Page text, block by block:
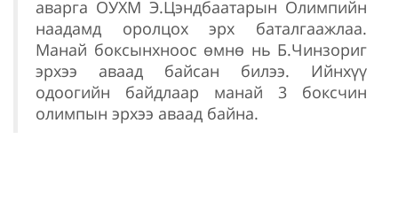
аварга ОУХМ Э.Цэндбаатарын Олимпийн
наадамд оролцох эрх баталгаажлаа.
Манай боксынхноос өмнө нь Б.Чинзориг
эрхээ аваад байсан билээ. Ийнхүү
одоогийн байдлаар манай 3 боксчин
олимпын эрхээ аваад байна.